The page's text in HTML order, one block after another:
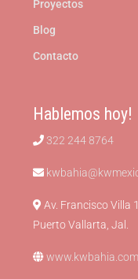
Proyectos
Blog
Contacto
Hablemos hoy!
322 244 8764
Av. Francisco Villa
Puerto Vallarta, Jal.
www.kwbahia.com